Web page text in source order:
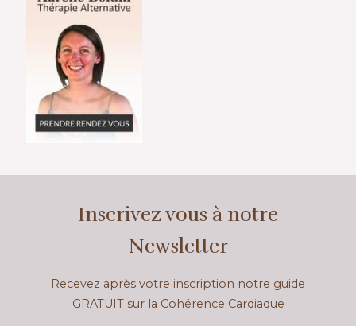
Inscrivez vous à notre
Newsletter
Recevez après votre inscription notre guide
GRATUIT sur la Cohérence Cardiaque